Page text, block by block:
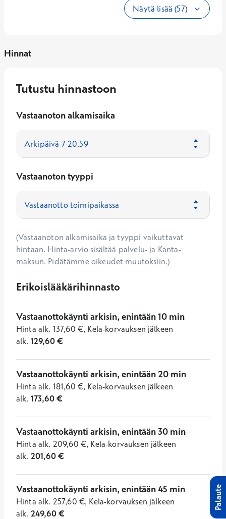
Näytä lisää (57)
Hinnat
Tutustu hinnastoon
Vastaanoton alkamisaika
Vastaanoton tyyppi
(Vastaanoton alkamisaika ja tyyppi vaikuttavat
hintaan. Hinta-arvio sisältää palvelu- ja Kanta-
maksun. Pidätämme oikeudet muutoksiin.)
Erikoislääkärihinnasto
Vastaanottokäynti arkisin, enintään 10 min
Hinta alk. 137,60 €, Kela-korvauksen jälkeen
alk. 129,60€
Vastaanottokäynti arkisin, enintään 20 min
Hinta alk. 181,60 €, Kela-korvauksen jälkeen
alk. 173,60€
Vastaanottokäynti arkisin, enintään 30 min
Hinta alk. 209,60 €, Kela-korvauksen jälkeen
alk. 201,60€
Vastaanottokäynti arkisin, enintään 45 min
Hinta alk. 257,60 €, Kela-korvauksen jälkeen
alk. 249,60€
Palaute